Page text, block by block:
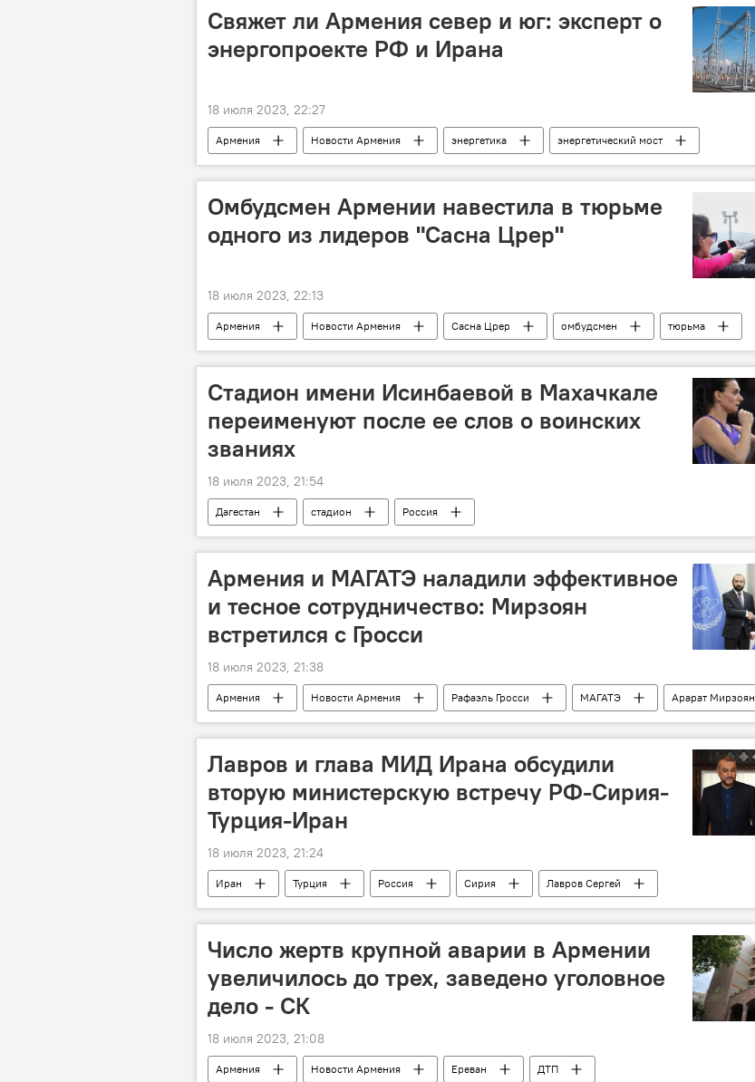
Свяжет ли Армения север и юг: эксперт о
энергопроекте РФ и Ирана
18 июля 2023, 22:27
Армения Новости Армения энергетика
энергетический мост
Север-Юг
электроэнергия
Омбудсмен Армении навестила в тюрьме
одного из лидеров "Сасна Црер"
18 июля 2023, 22:13
Армения Новости Армения Сасна Црер омбудсмен тюрьма
Стадион имени Исинбаевой в Махачкале
переименуют после ее слов о воинских
званиях
18 июля 2023, 21:54
Дагестан стадион Россия
Армения и МАГАТЭ наладили эффективное
и тесное сотрудничество: Мирзоян
встретился с Гросси
18 июля 2023, 21:38
Армения Новости Армения Рафаэль Гросси МАГАТЭ
Арарат Мирзоян
МИД
Лавров и глава МИД Ирана обсудили
вторую министерскую встречу РФ-Сирия-
Турция-Иран
18 июля 2023, 21:24
Иран Турция Россия Сирия
Лавров Сергей
Хоссейн Амир Абдоллахиян
МИД
Число жертв крупной аварии в Армении
увеличилось до трех, заведено уголовное
дело - СК
18 июля 2023, 21:08
Армения Новости Армения Ереван
ДТП